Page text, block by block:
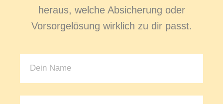
heraus, welche Absicherung oder
Vorsorgelösung wirklich zu dir passt.